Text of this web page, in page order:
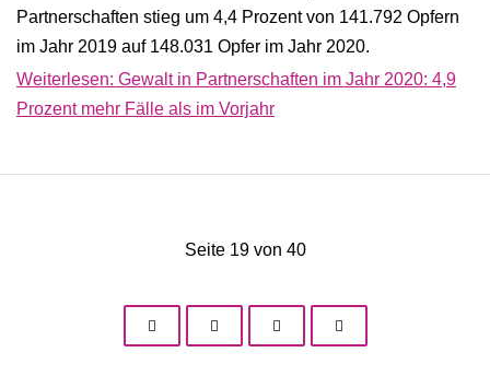
Partnerschaften stieg um 4,4 Prozent von 141.792 Opfern
im Jahr 2019 auf 148.031 Opfer im Jahr 2020.
Weiterlesen: Gewalt in Partnerschaften im Jahr 2020: 4,9
Prozent mehr Fälle als im Vorjahr
Seite 19 von 40